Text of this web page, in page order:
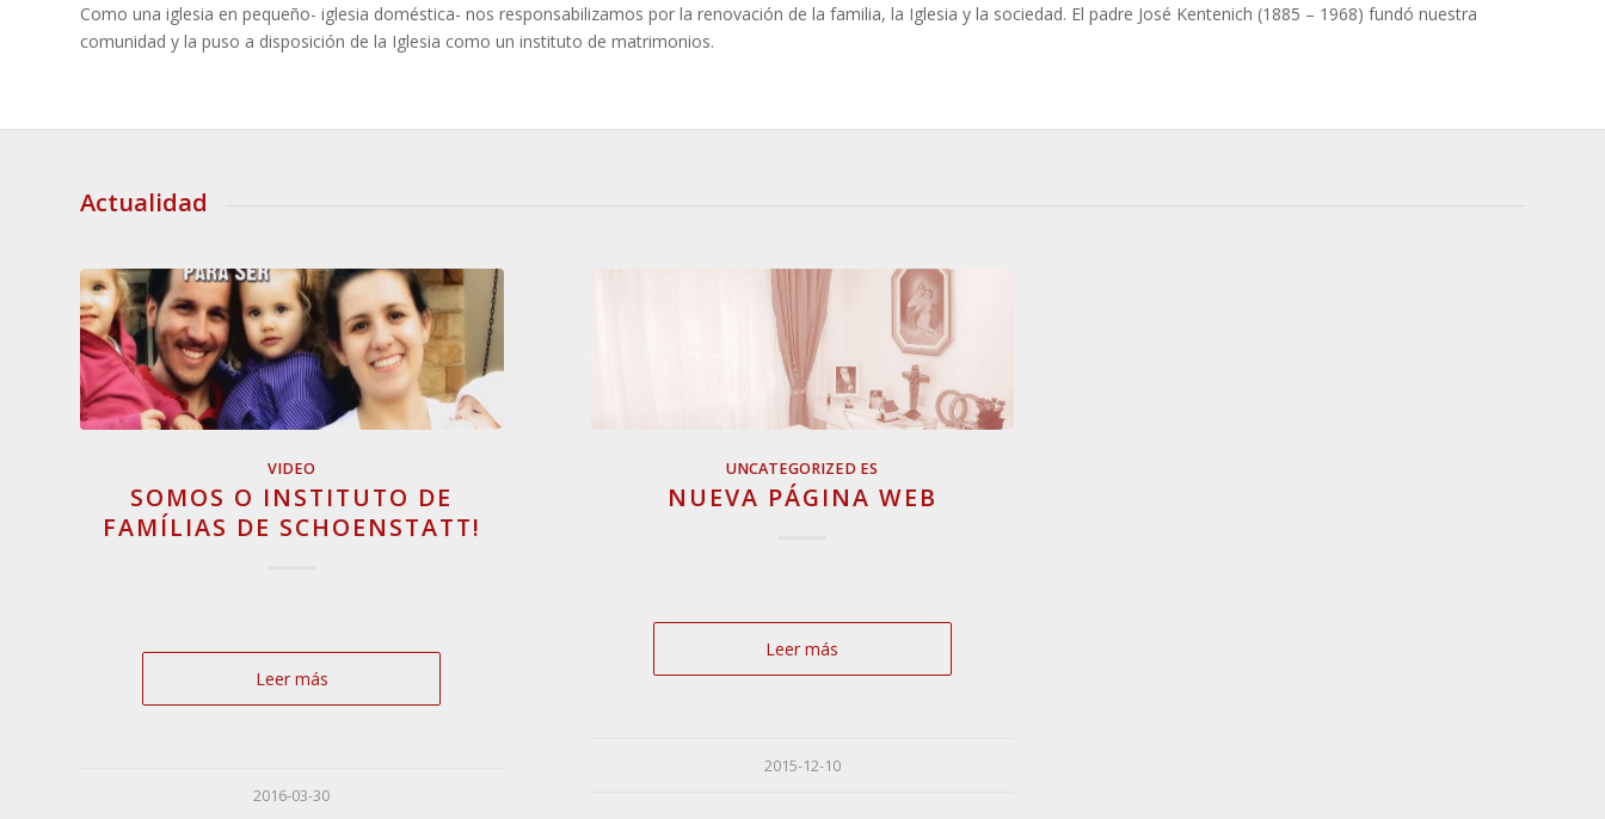
Como una iglesia en pequeño- iglesia doméstica- nos responsabilizamos por la renovación de la familia, la Iglesia y la sociedad. El padre José Kentenich (1885 – 1968) fundó nuestra
comunidad y la puso a disposición de la Iglesia como un instituto de matrimonios.
Actualidad
VIDEO
SOMOS O INSTITUTO DE
FAMÍLIAS DE SCHOENSTATT!
Leer más
2016-03-30
UNCATEGORIZED ES
NUEVA PÁGINA WEB
Leer más
2015-12-10